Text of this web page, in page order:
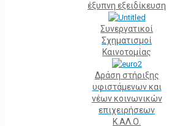
έξυπνη εξειδίκευση
Συνεργατικοί
Σχηματισμοί
Καινοτομίας
Δράση στήριξης
υφιστάμενων και
νέων κοινωνικών
επιχειρήσεων
Κ.ΑΛ.Ο.